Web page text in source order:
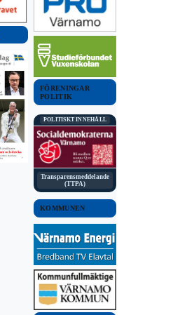
FÖRENINGAR
POLITIK
POLITISKT INNEHÅLL
Transparensmeddelande
(TTPA)
KOMMUNEN